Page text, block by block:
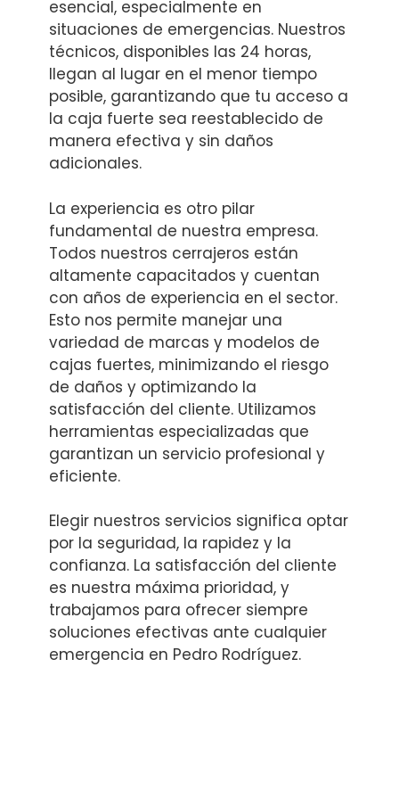
esencial, especialmente en
situaciones de emergencias. Nuestros
técnicos, disponibles las 24 horas,
llegan al lugar en el menor tiempo
posible, garantizando que tu acceso a
la caja fuerte sea reestablecido de
manera efectiva y sin daños
adicionales.
La experiencia es otro pilar
fundamental de nuestra empresa.
Todos nuestros cerrajeros están
altamente capacitados y cuentan
con años de experiencia en el sector.
Esto nos permite manejar una
variedad de marcas y modelos de
cajas fuertes, minimizando el riesgo
de daños y optimizando la
satisfacción del cliente. Utilizamos
herramientas especializadas que
garantizan un servicio profesional y
eficiente.
Elegir nuestros servicios significa optar
por la seguridad, la rapidez y la
confianza. La satisfacción del cliente
es nuestra máxima prioridad, y
trabajamos para ofrecer siempre
soluciones efectivas ante cualquier
emergencia en Pedro Rodríguez.